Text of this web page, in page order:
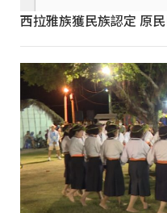
西拉雅族獲民族認定 原